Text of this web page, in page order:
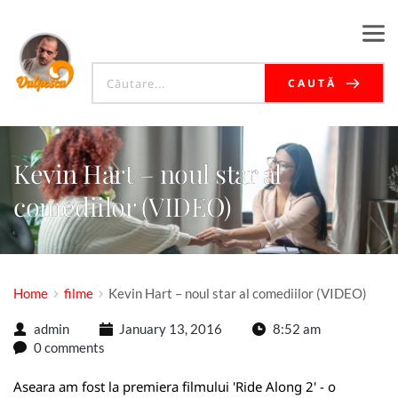
CAUTĂ
Kevin Hart – noul star al
comediilor (VIDEO)
Home filme Kevin Hart – noul star al comediilor (VIDEO)
admin January 13, 2016
8:52 am
0 comments
Aseara am fost la premiera filmului 'Ride Along 2' - o